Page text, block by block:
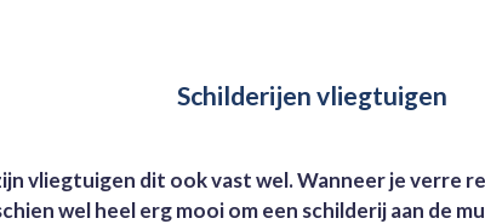
Schilderijen vliegtuigen
vliegtuigen dit ook vast wel. Wanneer je verre
wel heel erg mooi om een schilderij aan de